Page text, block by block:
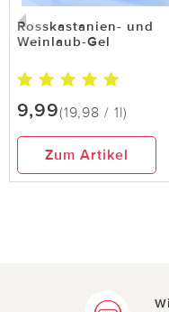
Rosskastanien- und
Weinlaub-Gel
9,99(19,98 / 1l)
Zum Artikel